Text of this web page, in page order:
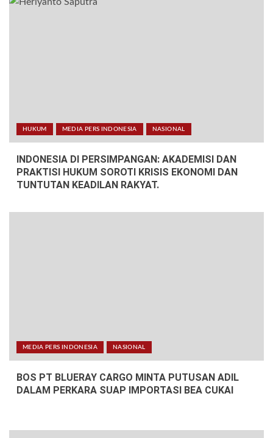
HUKUM MEDIA PERS INDONESIA NASIONAL
INDONESIA DI PERSIMPANGAN: AKADEMISI DAN
PRAKTISI HUKUM SOROTI KRISIS EKONOMI DAN
TUNTUTAN KEADILAN RAKYAT.
MEDIA PERS INDONESIA NASIONAL
BOS PT BLUERAY CARGO MINTA PUTUSAN ADIL
DALAM PERKARA SUAP IMPORTASI BEA CUKAI